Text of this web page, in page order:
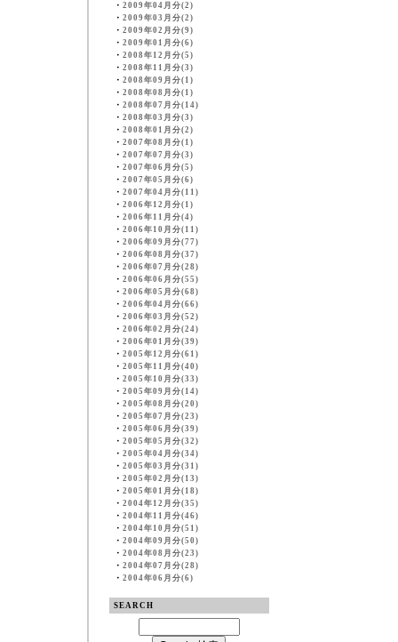
・ 2009年04月分(2)
・ 2009年03月分(2)
・ 2009年02月分(9)
・ 2009年01月分(6)
・ 2008年12月分(5)
・ 2008年11月分(3)
・ 2008年09月分(1)
・ 2008年08月分(1)
・ 2008年07月分(14)
・ 2008年03月分(3)
・ 2008年01月分(2)
・ 2007年08月分(1)
・ 2007年07月分(3)
・ 2007年06月分(5)
・ 2007年05月分(6)
・ 2007年04月分(11)
・ 2006年12月分(1)
・ 2006年11月分(4)
・ 2006年10月分(11)
・ 2006年09月分(77)
・ 2006年08月分(37)
・ 2006年07月分(28)
・ 2006年06月分(55)
・ 2006年05月分(68)
・ 2006年04月分(66)
・ 2006年03月分(52)
・ 2006年02月分(24)
・ 2006年01月分(39)
・ 2005年12月分(61)
・ 2005年11月分(40)
・ 2005年10月分(33)
・ 2005年09月分(14)
・ 2005年08月分(20)
・ 2005年07月分(23)
・ 2005年06月分(39)
・ 2005年05月分(32)
・ 2005年04月分(34)
・ 2005年03月分(31)
・ 2005年02月分(13)
・ 2005年01月分(18)
・ 2004年12月分(35)
・ 2004年11月分(46)
・ 2004年10月分(51)
・ 2004年09月分(50)
・ 2004年08月分(23)
・ 2004年07月分(28)
・ 2004年06月分(6)
SEARCH